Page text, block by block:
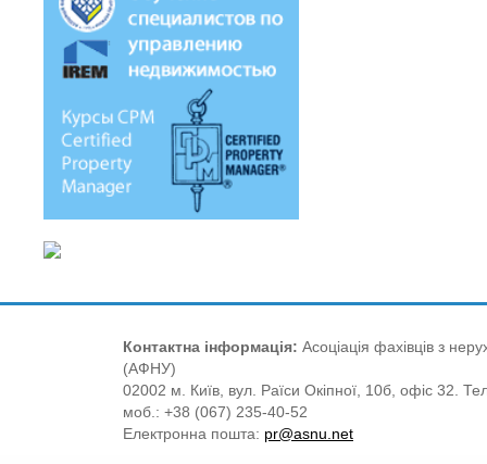
Контактна інформація: Асоціація фахівців з
(АФНУ)
02002 м. Київ, вул. Раїси Окіпної, 10б, офіс 32.
моб.: +38 (067) 235-40-52
Електронна пошта: pr@asnu.net